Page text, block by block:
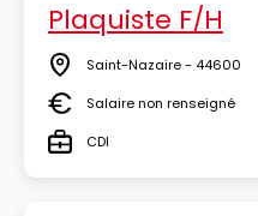
Plaquiste F/H
Lieu Saint-Nazaire - 44600
SalaireSalaire non renseigné
TypeCDI